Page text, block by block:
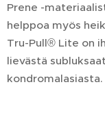
Prene -
helppoa myös
Tru-Pull® Lite on
lievästä
kondromalasiasta.